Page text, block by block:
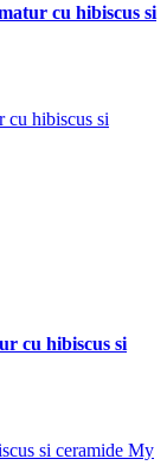
cu hibiscus si
cu hibiscus si